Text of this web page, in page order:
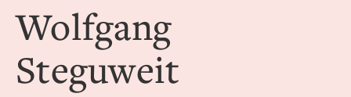
Wolfgang
Steguweit